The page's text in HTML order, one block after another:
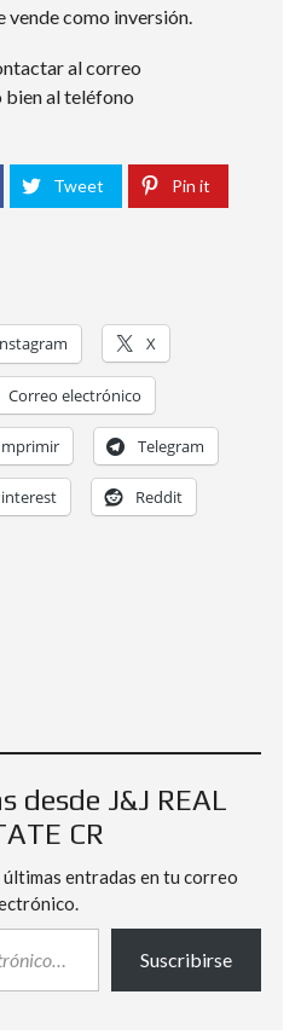
vende como inversión.
al correo
bien al teléfono
Tweet Pin it
X
Correo electrónico
Telegram
Reddit
desde J&J REAL
CR
entradas en tu correo
Suscribirse